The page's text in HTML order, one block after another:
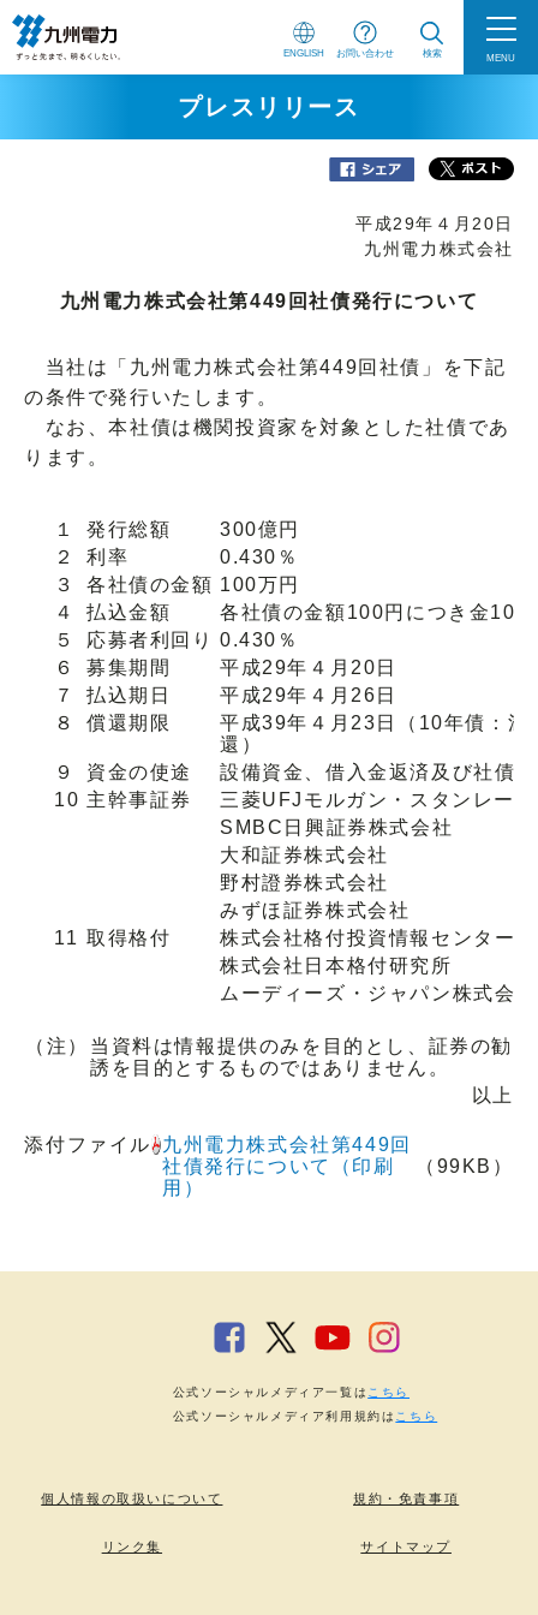
ENGLISH お問い合わせ 検索 MENU
プレスリリース
平成29年４月20日
九州電力株式会社
九州電力株式会社第449回社債発行について
当社は「九州電力株式会社第449回社債」を下記
の条件で発行いたします。
なお、本社債は機関投資家を対象とした社債であ
ります。
１ 発行総額
300億円
２
利率
0.430％
３
各社債の金額 100万円
４
払込金額
各社債の金額100円につき金100
５
応募者利回り
0.430％
６
募集期間
平成29年４月20日
７
払込期日
平成29年４月26日
８
償還期限
平成39年４月23日（10年債：満
還）
９
資金の使途
設備資金、借入金返済及び社債
10 主幹事証券
三菱UFJモルガン・スタンレー
SMBC日興証券株式会社
大和証券株式会社
野村證券株式会社
みずほ証券株式会社
11 取得格付
株式会社格付投資情報センター
株式会社日本格付研究所
ムーディーズ・ジャパン株式会社
（注）
当資料は情報提供のみを目的とし、証券の勧
誘を目的とするものではありません。
以上
添付ファイル
九州電力株式会社第449回
社債発行について（印刷
用）
（99KB）
個人情報の取扱いについて 規約・免責事項
リンク集 サイトマップ
公式ソーシャルメディア一覧は こちら
公式ソーシャルメディア利用規約は こちら